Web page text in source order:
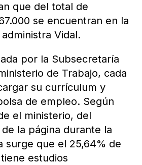
que del total de
se encuentran en la
Vidal.
por la Subsecretaría
de Trabajo, cada
su currículum y
de empleo. Según
el ministerio, del
la página durante la
surge que el 25,64% de
estudios